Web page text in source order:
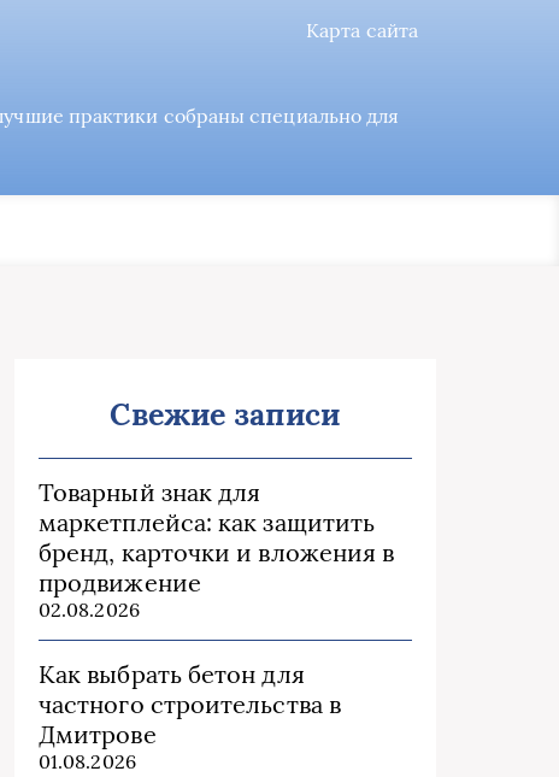
Карта сайта
практики собраны специально для
Свежие записи
Товарный знак для
маркетплейса: как защитить
бренд, карточки и вложения в
продвижение
02.08.2026
Как выбрать бетон для
частного строительства в
Дмитрове
01.08.2026